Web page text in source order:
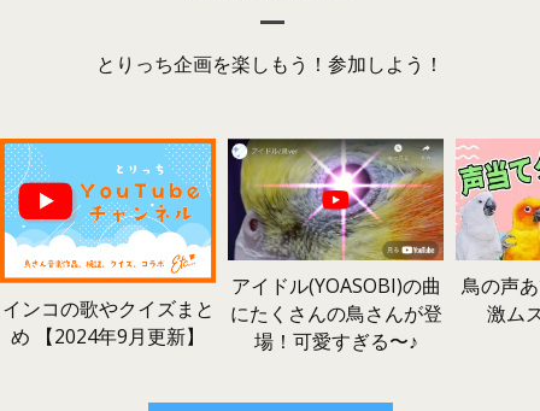
とりっち企画を楽しもう！参加しよう！
インコの歌やクイズまと
め 【2024年9月更新】
アイドル(YOASOBI)の曲
にたくさんの鳥さんが登
場！可愛すぎる〜♪
鳥の声
激ム